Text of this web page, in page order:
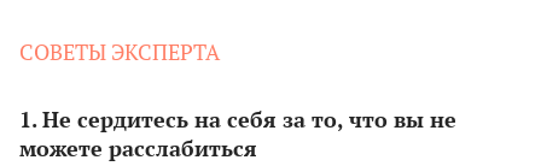
СОВЕТЫ ЭКСПЕРТА
1. Не сердитесь на себя за то, что вы не
можете расслабиться